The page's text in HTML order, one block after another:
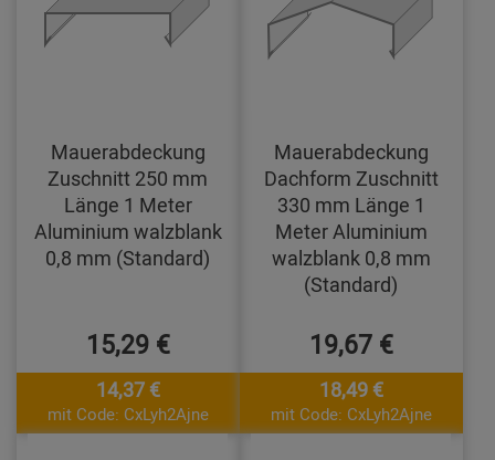
Mauerabdeckung
Zuschnitt 250 mm
Länge 1 Meter
Aluminium walzblank
0,8 mm (Standard)
15,29 €
14,37 €
mit Code: CxLyh2Ajne
Mauerabdeckung
Dachform Zuschnitt
330 mm Länge 1
Meter Aluminium
walzblank 0,8 mm
(Standard)
19,67 €
18,49 €
mit Code: CxLyh2Ajne